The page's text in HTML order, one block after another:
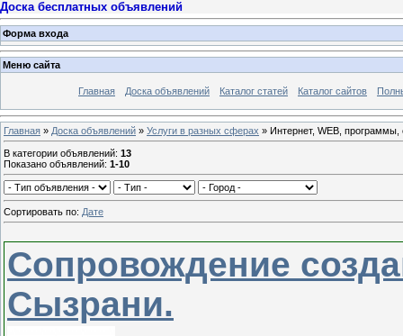
Доска бесплатных объявлений
Форма входа
Меню сайта
Главная Доска объявлений Каталог статей Каталог сайтов
Главная » Доска объявлений » Услуги в разных сферах » Интернет, WEB, программы,
В категории объявлений: 13
Показано объявлений: 1-10
Сортировать по: Дате
Сопровождение
Сызрани.